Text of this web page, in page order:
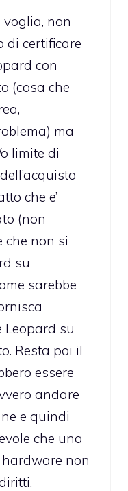
non
di certificare
con
(cosa che
ma
limite di
che e’
(non
che non si
su
sarebbe
Leopard su
Resta poi il
essere
andare
e quindi
che una
non